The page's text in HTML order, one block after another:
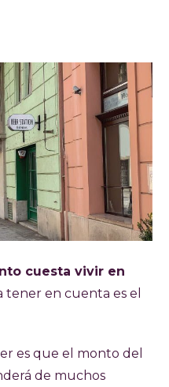
cuesta vivir en
en cuenta es el
es que el monto del
de muchos